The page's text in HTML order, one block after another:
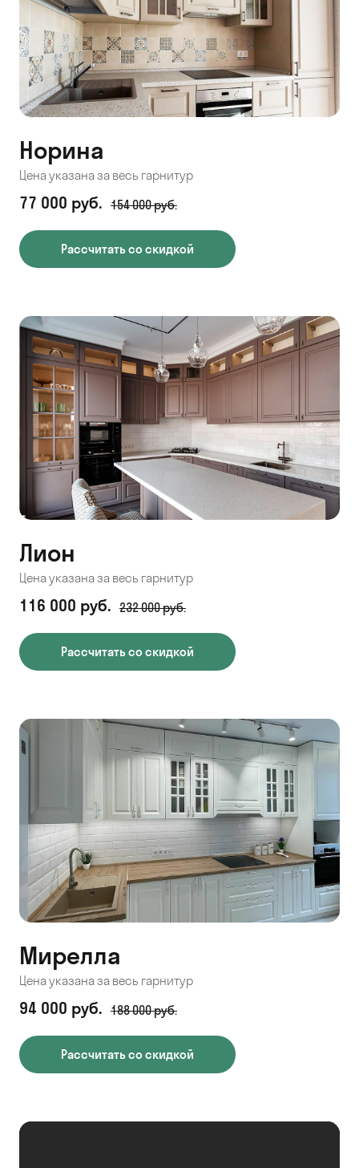
Норина
Цена указана за весь гарнитур
77 000 руб. 154 000 руб.
Рассчитать со скидкой
Лион
Цена указана за весь гарнитур
116 000 руб. 232 000 руб.
Рассчитать со скидкой
Мирелла
Цена указана за весь гарнитур
94 000 руб. 188 000 руб.
Рассчитать со скидкой